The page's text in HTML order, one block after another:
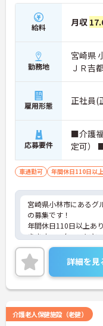
給料 月収
勤務地
宮崎県
ＪＲ吉
雇用形態 正社員(
応募要件
■介護
定可）
車通勤可 年間休日110日以上
宮崎県小林市にあるグ
の募集です！
年間休日110日以上あ
きます。スタッフにと
います♪
育児休業・介護休業の
ージが変化しても安心
す◎
ご興味のある方には、
さい！
詳細を見
介護老人保健施設（老健）